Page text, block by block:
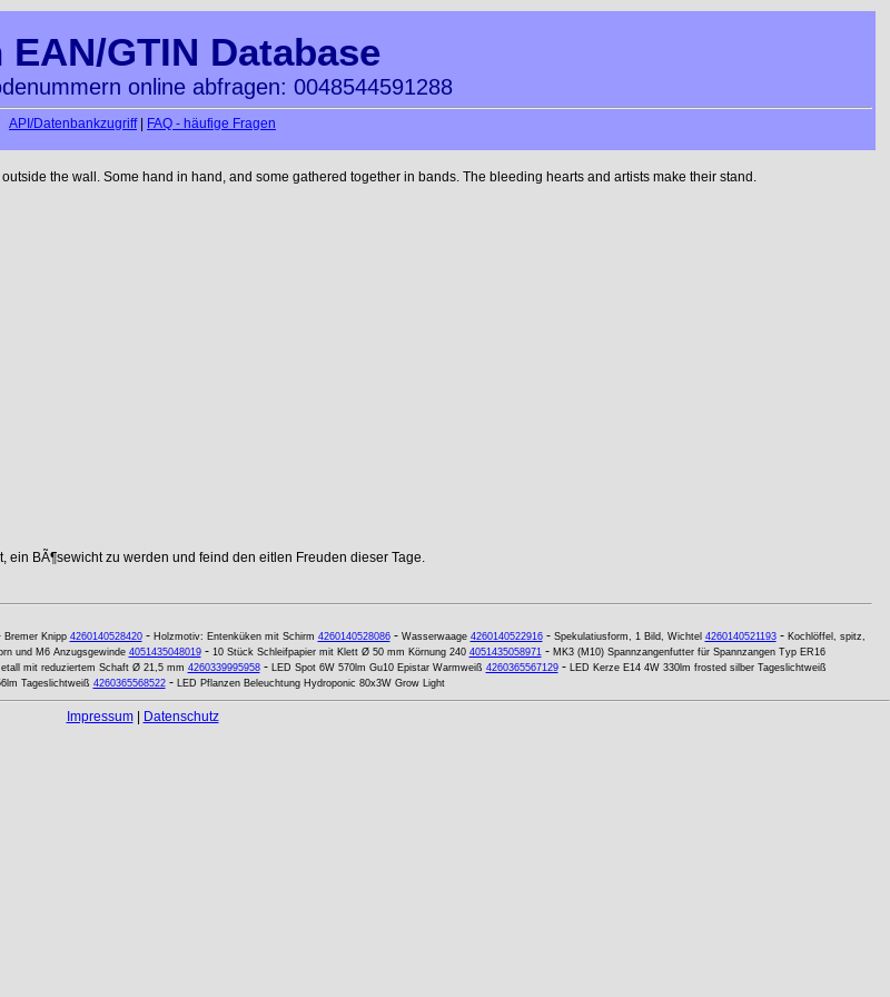
EAN/GTIN Database
online abfragen: 0048544591288
API/Datenbankzugriff| FAQ - häufige Fragen
the wall. Some hand in hand, and some gathered together in bands. The bleeding hearts and artists make their stand.
BÃ¶sewicht zu werden und feind den eitlen Freuden dieser Tage.
Bremer Knipp 4260140528420- Holzmotiv: Entenküken mit Schirm 4260140528086- Wasserwaage 4260140522916- Spekulatiusform, 1 Bild, Wichtel 4260140521193- Kochlöffel, spitz,
und M6 Anzugsgewinde 4051435048019- 10 Stück Schleifpapier mit Klett Ø 50 mm Körnung 240 4051435058971- MK3 (M10) Spannzangenfutter für Spannzangen Typ ER16
mit reduziertem Schaft Ø 21,5 mm 4260339995958- LED Spot 6W 570lm Gu10 Epistar Warmweiß 4260365567129- LED Kerze E14 4W 330lm frosted silber Tageslichtweiß
Tageslichtweiß 4260365568522- LED Pflanzen Beleuchtung Hydroponic 80x3W Grow Light
Impressum| Datenschutz